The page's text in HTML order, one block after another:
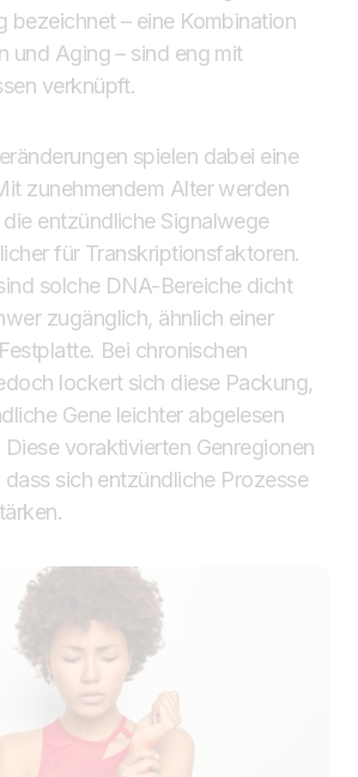
bezeichnet – eine Kombination
und Aging – sind eng mit
verknüpft.
spielen dabei eine
zunehmendem Alter werden
entzündliche Signalwege
für Transkriptionsfaktoren.
solche DNA-Bereiche dicht
zugänglich, ähnlich einer
Bei chronischen
lockert sich diese Packung,
Gene leichter abgelesen
voraktivierten Genregionen
sich entzündliche Prozesse